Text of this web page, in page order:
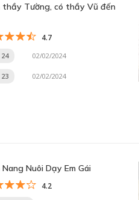
thầy Tường, có thầy Vũ đến
4.7
02/02/2024
02/02/2024
Nang Nuôi Dạy Em Gái
4.2